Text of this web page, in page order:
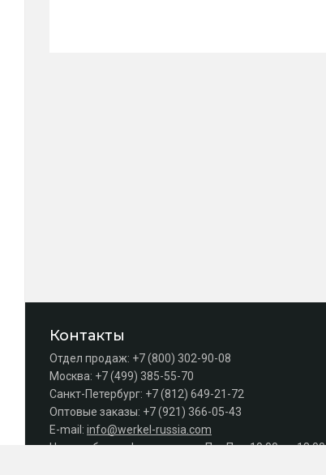
Контакты
Отдел продаж: +7 (800) 302-90-08
Москва: +7 (499) 385-55-70
Санкт-Петербург: +7 (812) 649-21-72
Оптовые заказы: +7 (921) 366-05-43
E-mail: info@werkel-russia.com
Часы работы офиса продаж: Пн–Пт с 10:00 до 18:00